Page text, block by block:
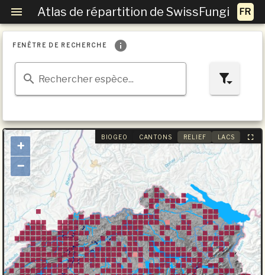
Atlas de répartition de SwissFungi
FENÊTRE DE RECHERCHE
Rechercher espèce...
BIOGEO CANTONS RELIEF LACS
+
−